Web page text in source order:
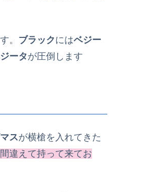
。 ブラックにはベジー
ータが圧倒します
スが横槍を入れてきた
違えて持って来てお